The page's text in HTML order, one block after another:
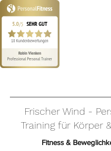
Frischer Wind -
Training für Körper
Fitness &